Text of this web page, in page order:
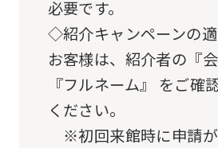
必要です。
◇紹介キャンペーンの
お客様は、紹介者の『会
『フルネーム』 をご確
ください。
※初回来館時に申請
the
We
ask